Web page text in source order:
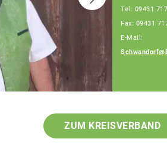
Tel: 09431
Fax: 09431
E-Mail:
ZUM KREISVERBAND